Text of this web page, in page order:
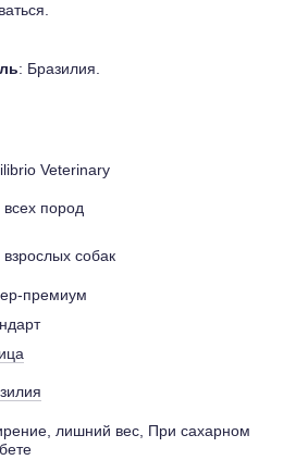
: Бразилия.
Veterinary
пород
собак
премиум
лишний вес, При сахарном